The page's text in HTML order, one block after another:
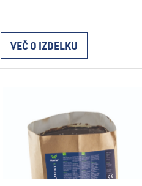
elastična, odporna proti
atmosferskim vplivom in obstojna
na stoječo vodo. Oprijemljiva je na
vse vrste gradbenih materialov:
Osnovni premaz podlage ni
potreben. Kadar gre za aplikacijo
na beton, mora biti vlažnost
podlage … Continued
VEČ O IZDELKU